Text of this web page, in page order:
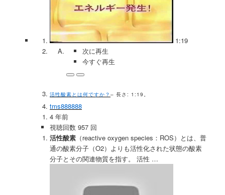
1:19
次に再生
今すぐ再生
活性酸素とは何ですか？– 長さ: 1:19。
tms888888
4 年前
視聴回数 957 回
活性酸素 （reactive oxygen species：ROS）とは、普
通の酸素分子（O2）よりも活性化された状態の酸素
分子とその関連物質を指す。 活性 …